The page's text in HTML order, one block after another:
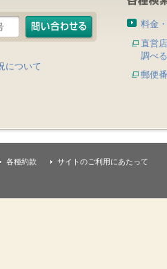
について
料金
直営
調べる
郵便
各種約款 サイトのご利用にあたって